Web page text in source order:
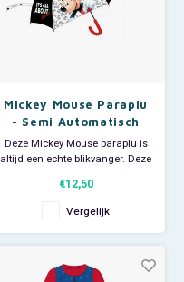
Mickey Mouse Paraplu
- Semi Automatisch
Deze Mickey Mouse paraplu is
altijd een echte blikvanger. Deze
baleinen en is semi-
automatisch. Kom maar op met
die regen! Middels het
aangenaaide band met
paraplu heel makkelijk
€12,50
Vergelijk